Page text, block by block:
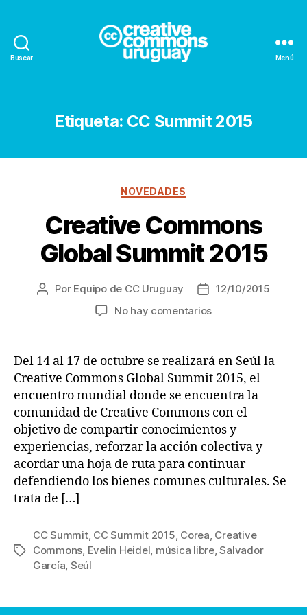
Buscar Menú
Etiqueta: CC Summit 2015
Categorías
NOVEDADES
Creative Commons
Global Summit 2015
Autor
Por Equipo de CC Uruguay
Fecha12/10/2015
No hay comentariosen
Global
Summit
2015
Del 14 al 17 de octubre se realizará en Seúl la
Creative Commons Global Summit 2015, el
encuentro mundial donde se encuentra la
comunidad de Creative Commons con el
objetivo de compartir conocimientos y
experiencias, reforzar la acción colectiva y
acordar una hoja de ruta para continuar
defendiendo los bienes comunes culturales. Se
trata de […]
Etiquetas
CC Summit, CC Summit 2015, Corea, Creative
Commons, Evelin Heidel, música libre,Salvador
García, Seúl